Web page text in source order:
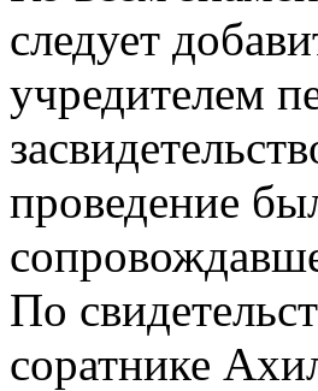
следует
учредителем
проведение
По
соратнике